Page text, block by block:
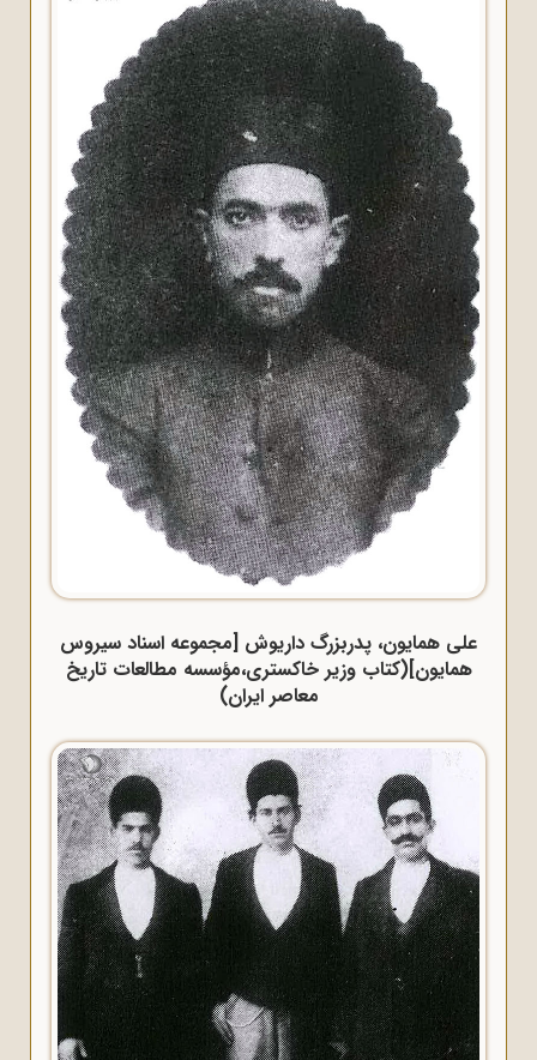
علی همایون، پدربزرگ داریوش [مجموعه اسناد سیروس
همایون](کتاب وزیر خاکستری،مؤسسه مطالعات تاریخ
معاصر ایران)